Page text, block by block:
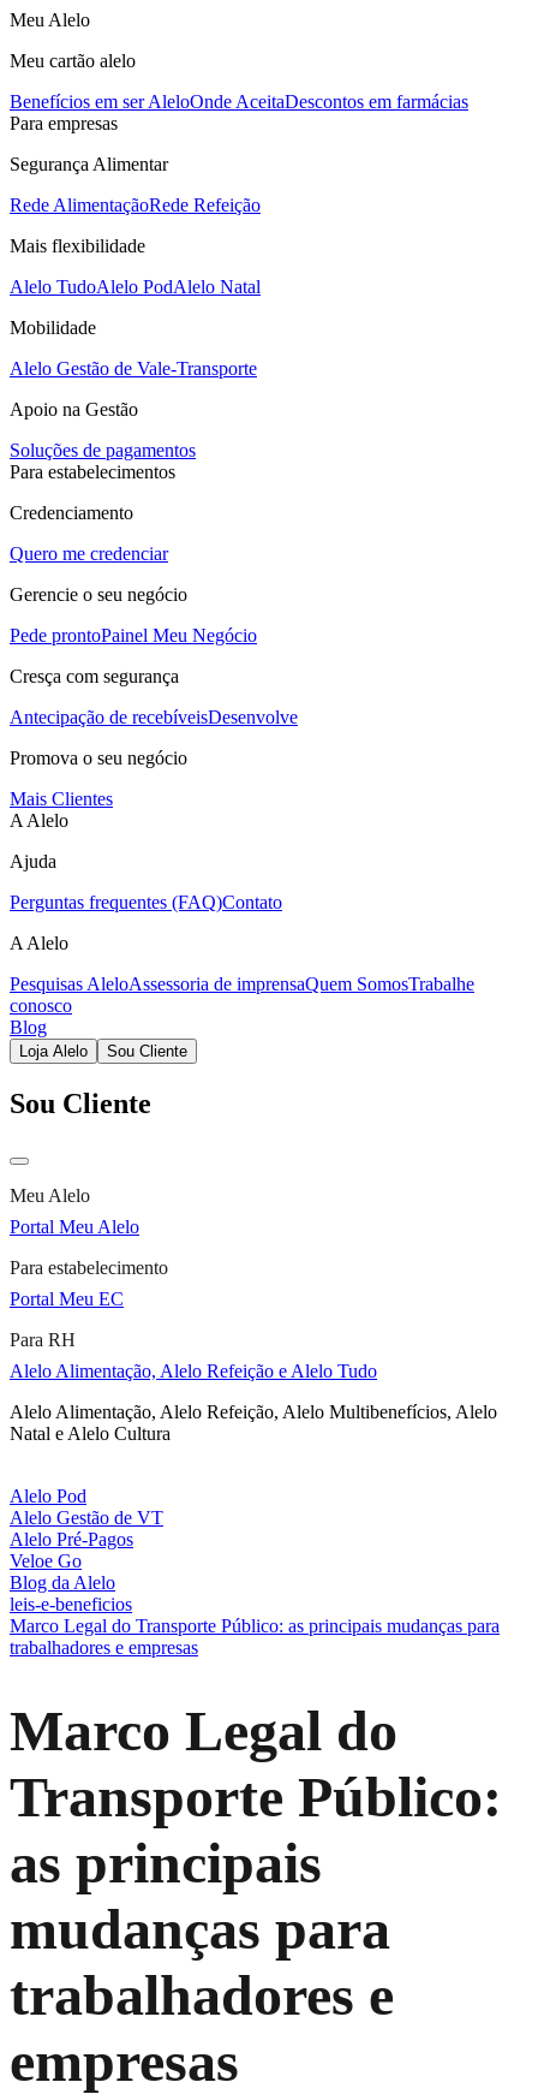
Meu Alelo
Meu cartão alelo
Benefícios em ser AleloOnde AceitaDescontos em farmácias
Para empresas
Segurança Alimentar
Rede AlimentaçãoRede Refeição
Mais flexibilidade
Alelo TudoAlelo PodAlelo Natal
Mobilidade
Alelo Gestão de Vale-Transporte
Apoio na Gestão
Soluções de pagamentos
Para estabelecimentos
Credenciamento
Quero me credenciar
Gerencie o seu negócio
Pede prontoPainel Meu Negócio
Cresça com segurança
Antecipação de recebíveisDesenvolve
Promova o seu negócio
Mais Clientes
A Alelo
Ajuda
Perguntas frequentes (FAQ)Contato
A Alelo
Pesquisas AleloAssessoria de imprensaQuem SomosTrabalhe
conosco
Blog
Loja Alelo Sou Cliente
Sou Cliente
Meu Alelo
Portal Meu Alelo
Para estabelecimento
Portal Meu EC
Para RH
Alelo Alimentação, Alelo Refeição e Alelo Tudo
Alelo Alimentação, Alelo Refeição, Alelo Multibenefícios, Alelo
Natal e Alelo Cultura
Alelo Pod
Alelo Gestão de VT
Alelo Pré-Pagos
Veloe Go
Blog da Alelo
leis-e-beneficios
Marco Legal do Transporte Público: as principais mudanças para
trabalhadores e empresas
Marco Legal do
Transporte Público:
as principais
mudanças para
trabalhadores e
empresas